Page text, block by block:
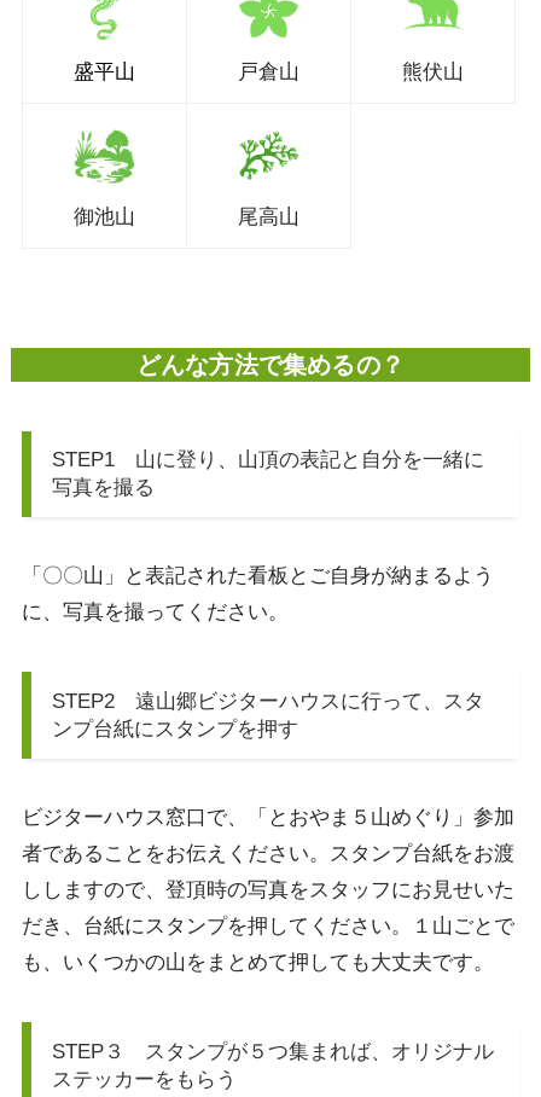
盛平山 戸倉山 熊伏山
御池山 尾高山
どんな方法で集めるの？
STEP1 山に登り、山頂の表記と自分を一緒に
写真を撮る
「〇〇山」と表記された看板とご自身が納まるよう
に、写真を撮ってください。
STEP2 遠山郷ビジターハウスに行って、スタ
ンプ台紙にスタンプを押す
ビジターハウス窓口で、「とおやま５山めぐり」参加
者であることをお伝えください。スタンプ台紙をお渡
ししますので、登頂時の写真をスタッフにお見せいた
だき、台紙にスタンプを押してください。１山ごとで
も、いくつかの山をまとめて押しても大丈夫です。
STEP３ スタンプが５つ集まれば、オリジナル
ステッカーをもらう